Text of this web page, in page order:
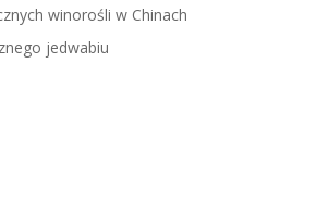
winorośli w Chinach
jedwabiu